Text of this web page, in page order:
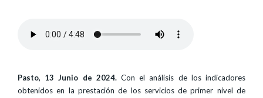
Pasto, 13 Junio de 2024.Con el análisis de los indicadores
obtenidos en la prestación de los servicios de primer nivel de